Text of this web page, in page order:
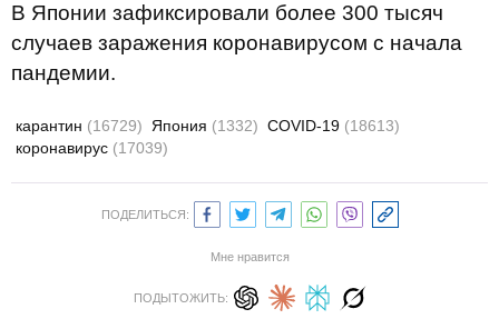
В Японии зафиксировали более 300 тысяч
случаев заражения коронавирусом с начала
пандемии.
карантин (16729) Япония (1332) COVID-19 (18613)
коронавирус (17039)
ПОДЕЛИТЬСЯ:
Мне нравится
ПОДЫТОЖИТЬ: